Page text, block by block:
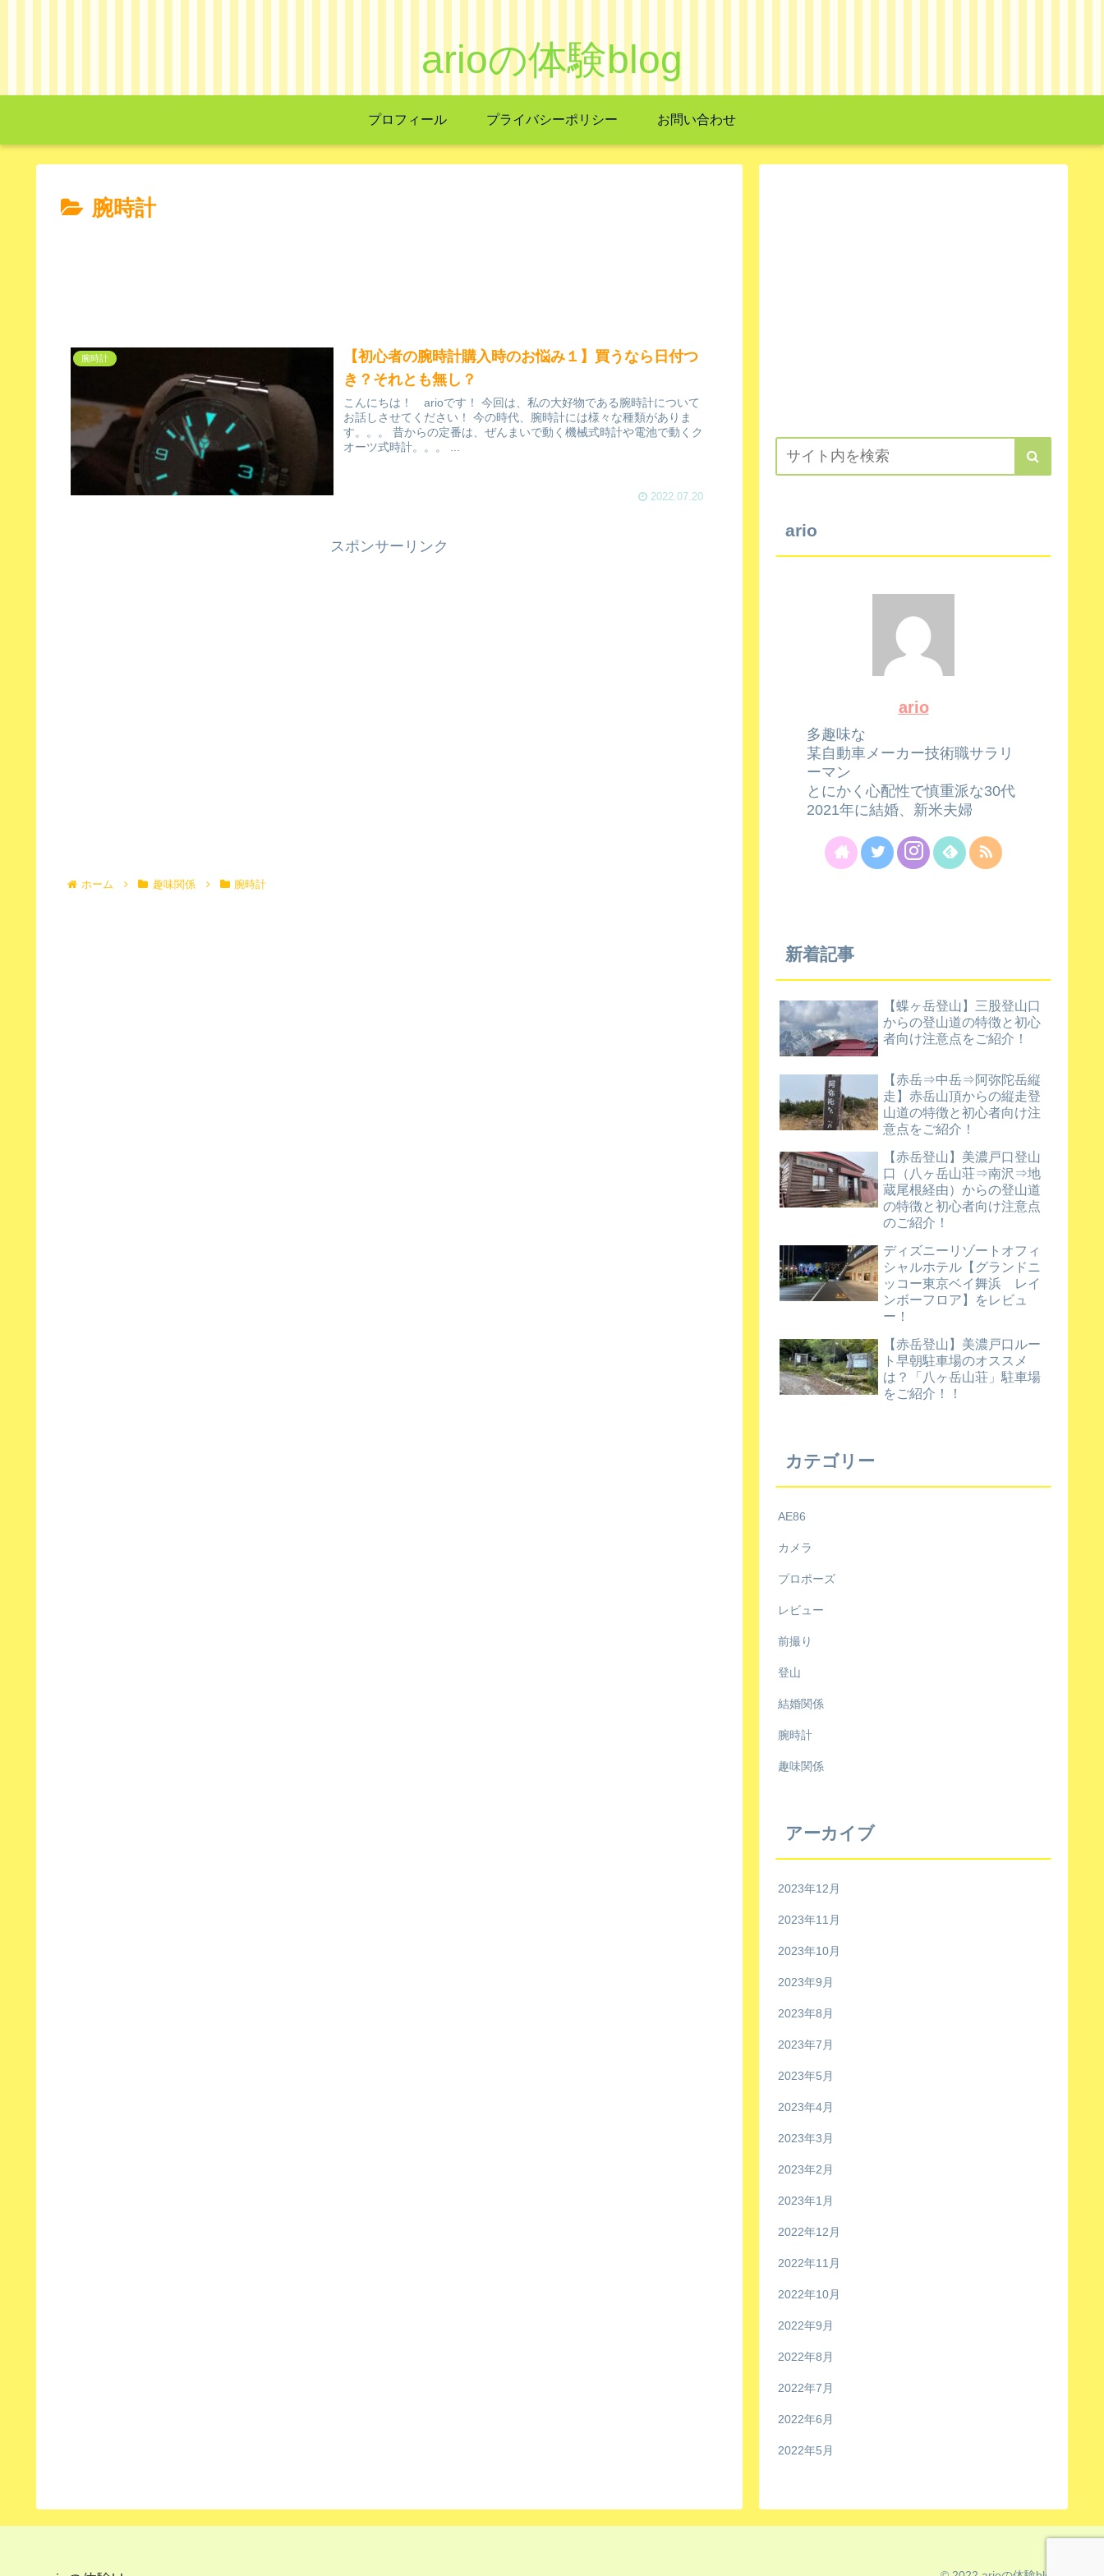
arioの体験blog
プロフィール プライバシーポリシー お問い合わせ
腕時計
腕時計
【初心者の腕時計購入時のお悩み１】買うなら日付つ
き？それとも無し？
こんにちは！ arioです！ 今回は、私の大好物である腕時計について
お話しさせてください！ 今の時代、腕時計には様々な種類がありま
す。。。 昔からの定番は、ぜんまいで動く機械式時計や電池で動くク
オーツ式時計。。。 ...
2022.07.20
スポンサーリンク
ホーム 趣味関係 腕時計
ario
ario
多趣味な
某自動車メーカー技術職サラリ
ーマン
とにかく心配性で慎重派な30代
2021年に結婚、新米夫婦
新着記事
【蝶ヶ岳登山】三股登山口
からの登山道の特徴と初心
者向け注意点をご紹介！
【赤岳⇒中岳⇒阿弥陀岳縦
走】赤岳山頂からの縦走登
山道の特徴と初心者向け注
意点をご紹介！
【赤岳登山】美濃戸口登山
口（八ヶ岳山荘⇒南沢⇒地
蔵尾根経由）からの登山道
の特徴と初心者向け注意点
のご紹介！
ディズニーリゾートオフィ
シャルホテル【グランドニ
ッコー東京ベイ舞浜 レイ
ンボーフロア】をレビュ
ー！
【赤岳登山】美濃戸口ルー
ト早朝駐車場のオススメ
は？「八ヶ岳山荘」駐車場
をご紹介！！
カテゴリー
AE86
カメラ
プロポーズ
レビュー
前撮り
登山
結婚関係
腕時計
趣味関係
アーカイブ
2023年12月
2023年11月
2023年10月
2023年9月
2023年8月
2023年7月
2023年5月
2023年4月
2023年3月
2023年2月
2023年1月
2022年12月
2022年11月
2022年10月
2022年9月
2022年8月
2022年7月
2022年6月
2022年5月